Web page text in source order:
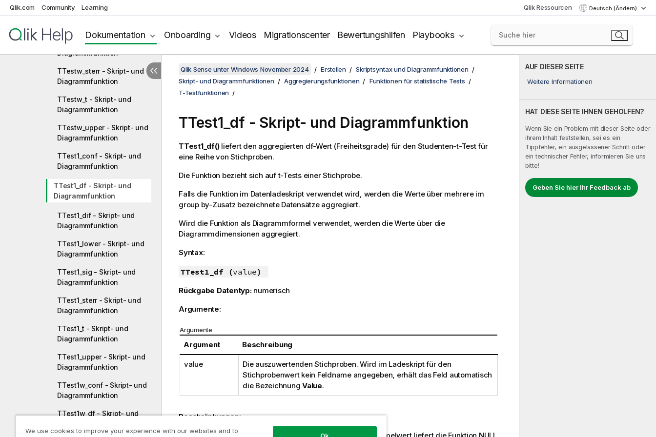
Qlik.com Community Learning Qlik Ressourcen Deutsch (Ändern)
Dokumentation Onboarding Videos Migrationscenter Bewertungshilfen Playbooks
TTestw_lower - Skript- und
TTestw_sig - Skript- und
Diagrammfunktion
TTestw_sterr - Skript- und
Diagrammfunktion
TTestw_t - Skript- und
Diagrammfunktion
TTestw_upper - Skript- und
Diagrammfunktion
TTest1_conf - Skript- und
Diagrammfunktion
TTest1_df - Skript- und
Diagrammfunktion
TTest1_dif - Skript- und
Diagrammfunktion
TTest1_lower - Skript- und
Diagrammfunktion
TTest1_sig - Skript- und
Diagrammfunktion
TTest1_sterr - Skript- und
Diagrammfunktion
TTest1_t - Skript- und
Diagrammfunktion
TTest1_upper - Skript- und
Diagrammfunktion
TTest1w_conf - Skript- und
Diagrammfunktion
TTest1w_df - Skript- und
AUF DIESER SEITE
Weitere Informationen
HAT DIESE SEITE IHNEN GEHOLFEN?
Wenn Sie ein Problem mit dieser Seite oder
ihrem Inhalt feststellen, sei es ein
Tippfehler, ein ausgelassener Schritt oder
ein technischer Fehler, informieren Sie uns
bitte!
Geben Sie hier Ihr Feedback ab
Qlik Sense unter Windows November 2024 Erstellen
Skriptsyntax und Diagrammfunktionen
Skript- und Diagrammfunktionen
Aggregierungsfunktionen
Funktionen für statistische Tests
T-Testfunktionen
TTest1_df - Skript- und Diagrammfunktion
TTest1_df()liefert den aggregierten df-Wert (Freiheitsgrade) für den Studenten-t-Test für
eine Reihe von Stichproben.
Die Funktion bezieht sich auf t-Tests einer Stichprobe.
Falls die Funktion im Datenladeskript verwendet wird, werden die Werte über mehrere im
group by-Zusatz bezeichnete Datensätze aggregiert.
Wird die Funktion als Diagrammformel verwendet, werden die Werte über die
Diagrammdimensionen aggregiert.
Syntax:
TTest1_df (value)
Rückgabe Datentyp: numerisch
Argumente:
Argumente
Argument Beschreibung
value
Die auszuwertenden Stichproben. Wird im Ladeskript für den
Stichprobenwert kein Feldname angegeben, erhält das Feld automatisch
die Bezeichnung Value.
Beschränkungen:
We use cookies to improve your experience with our websites and to